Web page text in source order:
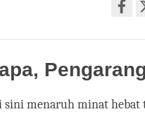
on
sini menaruh minat